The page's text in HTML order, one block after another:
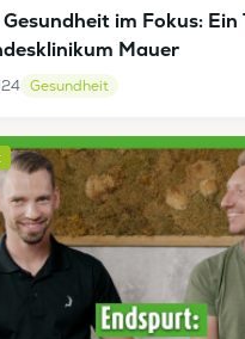
im Fokus: Ein
Mauer
Gesundheit